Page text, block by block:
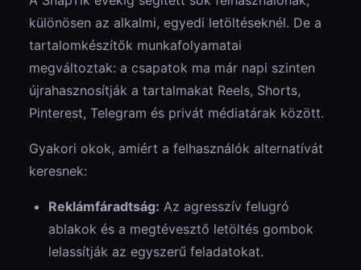
különösen az alkalmi, egyedi letöltéseknél. De a
tartalomkészítők munkafolyamatai
megváltoztak: a csapatok ma már napi szinten
újrahasznosítják a tartalmakat Reels, Shorts,
Pinterest, Telegram és privát médiatárak között.
Gyakori okok, amiért a felhasználók alternatívát
keresnek:
Reklámfáradtság: Az agresszív felugró
ablakok és a megtévesztő letöltés gombok
lelassítják az egyszerű feladatokat.